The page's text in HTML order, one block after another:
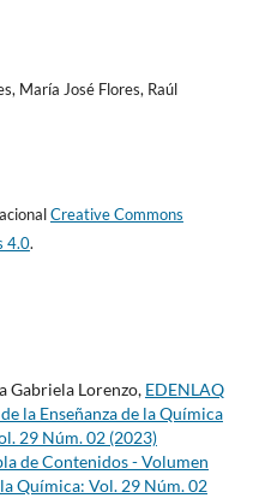
María José Flores, Raúl
Creative Commons
4.0.
Gabriela Lorenzo, EDENLAQ
la Enseñanza de la Química
29 Núm. 02 (2023)
de Contenidos - Volumen
Química: Vol. 29 Núm. 02